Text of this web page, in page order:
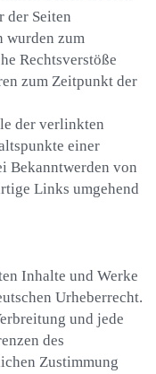
der Seiten
wurden zum
Rechtsverstöße
zum Zeitpunkt der
der verlinkten
einer
Bekanntwerden von
Links umgehend
Inhalte und Werke
Urheberrecht.
und jede
des
Zustimmung